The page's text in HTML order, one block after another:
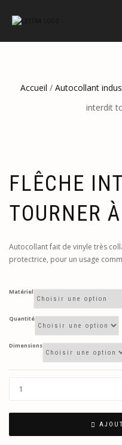
Accueil / Autocollant
interdit
FLÊCHE
TOURNER
Autocollant fait de vinyle très
protectrice, pour un usage
Matériel
Quantité
Dimensions